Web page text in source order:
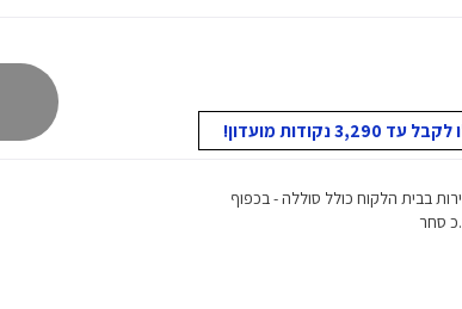
נקודות מועדון!
בבית הלקוח כולל סוללה - בכפוף
סחר